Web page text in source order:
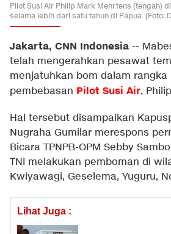
Pilot Susi Air Philip Mark Mehrtens (tengah)
selama lebih dari satu tahun di Papua. (Foto:
Jakarta, CNN Indonesia --
telah mengerahkan pesawat
menjatuhkan bom dalam rangka
pembebasan Pilot Susi Air,
Hal tersebut disampaikan
Nugraha Gumilar merespons
Bicara TPNPB-OPM Sebby
TNI melakukan pemboman di
Kwiyawagi, Geselema, Yuguru,
Lihat Juga :